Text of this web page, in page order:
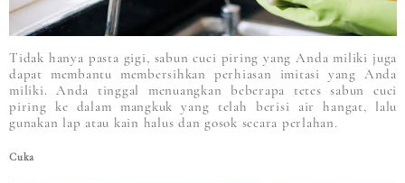
Tidak hanya pasta gigi, sabun cuci piring yang Anda miliki juga
dapat membantu membersihkan perhiasan imitasi yang Anda
miliki. Anda tinggal menuangkan beberapa tetes sabun cuci
piring ke dalam mangkuk yang telah berisi air hangat, lalu
gunakan lap atau kain halus dan gosok secara perlahan.
Cuka